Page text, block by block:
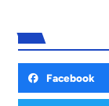
Facebook